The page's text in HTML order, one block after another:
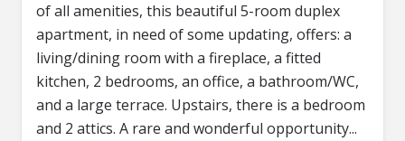
of all amenities, this beautiful 5-room duplex
apartment, in need of some updating, offers: a
living/dining room with a fireplace, a fitted
kitchen, 2 bedrooms, an office, a bathroom/WC,
and a large terrace. Upstairs, there is a bedroom
and 2 attics. A rare and wonderful opportunity...